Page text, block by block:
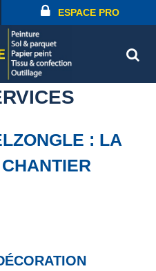
ESPACE PRO
: LA